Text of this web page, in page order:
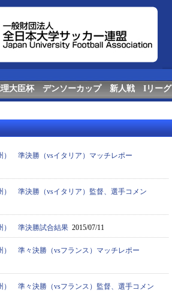
大臣杯 デンソーカップ 新人戦 Iリーグ
） 準決勝（vsイタリア）マッチレポー
） 準決勝（vsイタリア）監督、選手コメン
） 準決勝試合結果 2015/07/11
） 準々決勝（vsフランス）マッチレポー
） 準々決勝（vsフランス）監督、選手コメン